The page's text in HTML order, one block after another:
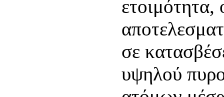
ετοιμότητα,
σε
υψηλού